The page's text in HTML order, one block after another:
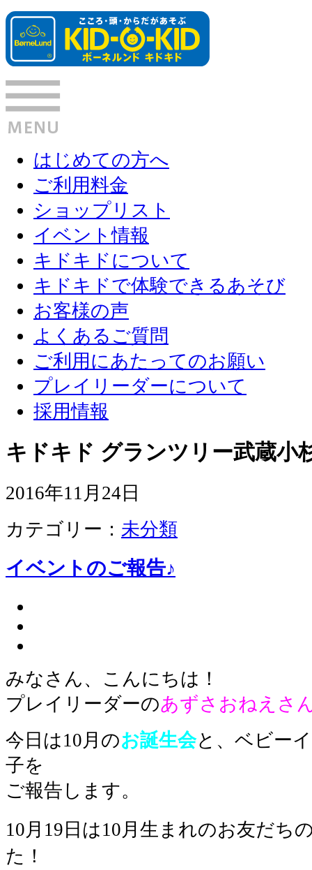
はじめての方へ
ご利用料金
ショップリスト
イベント情報
キドキドについて
キドキドで体験できるあそび
お客様の声
よくあるご質問
ご利用にあたってのお願い
プレイリーダーについて
採用情報
キドキド グランツリー武蔵小
2016年11月24日
カテゴリー： 未分類
イベントのご報告♪
みなさん、こんにちは！
プレイリーダーのあずさおねえさ
今日は10月のお誕生会と、ベビー
子を
ご報告します。
10月19日は10月生まれのお友だち
た！